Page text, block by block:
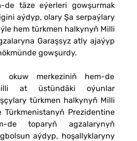
de täze eýerleri gowşurmak
aýdyp, olary Şa serpaýlary
hem türkmen halkynyň Milli
Garaşsyz atly ajaýyp
gowşurdy.
merkeziniň hem-de
at üstündäki oýunlar
türkmen halkynyň Milli
Türkmenistanyň Prezidentine
de toparyň agzalarynyň
aýdyp, hoşallyklaryny